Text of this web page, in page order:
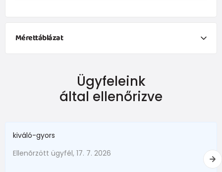
Mérettáblázat
Kor
0-1 hónap do 50
Ügyfeleink
által ellenőrizve
kiváló-gyors
Ellenõrzött ügyfél, 17. 7. 2026